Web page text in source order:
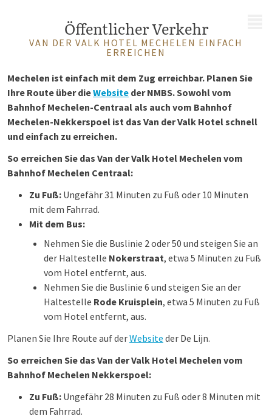
Öffentlicher Verkehr
VAN DER VALK HOTEL MECHELEN EINFACH
ERREICHEN
Mechelen ist einfach mit dem Zug erreichbar. Planen Sie
Ihre Route über dieWebsite der NMBS. Sowohl vom
Bahnhof Mechelen-Centraal als auch vom Bahnhof
Mechelen-Nekkerspoel ist das Van der Valk Hotel schnell
und einfach zu erreichen.
So erreichen Sie das Van der Valk Hotel Mechelen vom
Bahnhof Mechelen Centraal:
Zu Fuß: Ungefähr 31 Minuten zu Fuß oder 10 Minuten
mit dem Fahrrad.
Mit dem Bus:
Nehmen Sie die Buslinie 2 oder 50 und steigen Sie an
der Haltestelle Nokerstraat, etwa 5 Minuten zu Fuß
vom Hotel entfernt, aus.
Nehmen Sie die Buslinie 6 und steigen Sie an der
Haltestelle Rode Kruisplein, etwa 5 Minuten zu Fuß
vom Hotel entfernt, aus.
Planen Sie Ihre Route auf derWebsite der De Lijn.
So erreichen Sie das Van der Valk Hotel Mechelen vom
Bahnhof Mechelen Nekkerspoel:
Zu Fuß: Ungefähr 28 Minuten zu Fuß oder 8 Minuten mit
dem Fahrrad.